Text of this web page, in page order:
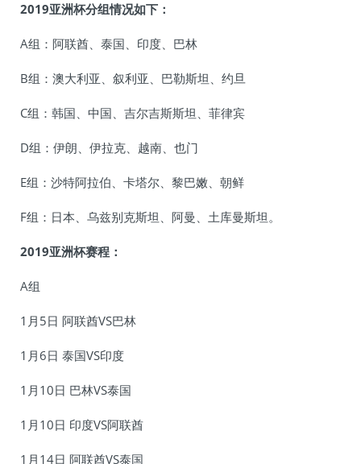
2019亚洲杯分组情况如下：
A组：阿联酋、泰国、印度、巴林
B组：澳大利亚、叙利亚、巴勒斯坦、约旦
C组：韩国、中国、吉尔吉斯斯坦、菲律宾
D组：伊朗、伊拉克、越南、也门
E组：沙特阿拉伯、卡塔尔、黎巴嫩、朝鲜
F组：日本、乌兹别克斯坦、阿曼、土库曼斯坦。
2019亚洲杯赛程：
A组
1月5日 阿联酋VS巴林
1月6日 泰国VS印度
1月10日 巴林VS泰国
1月10日 印度VS阿联酋
1月14日 阿联酋VS泰国